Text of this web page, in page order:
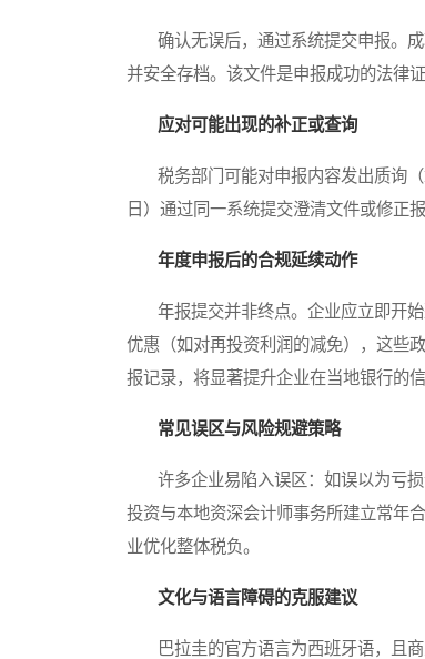
确认无误后，通过系统提交申报。成
并安全存档。该文件是申报成功的法律
应对可能出现的补正或查询
税务部门可能对申报内容发出质询（
日）通过同一系统提交澄清文件或修正
年度申报后的合规延续动作
年报提交并非终点。企业应立即开始
优惠（如对再投资利润的减免），这些
报记录，将显著提升企业在当地银行的信
常见误区与风险规避策略
许多企业易陷入误区：如误以为亏损
投资与本地资深会计师事务所建立常年
业优化整体税负。
文化与语言障碍的克服建议
巴拉圭的官方语言为西班牙语，且商